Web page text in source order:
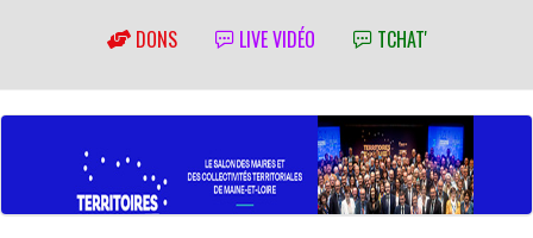
DONS LIVE VIDÉO TCHAT'